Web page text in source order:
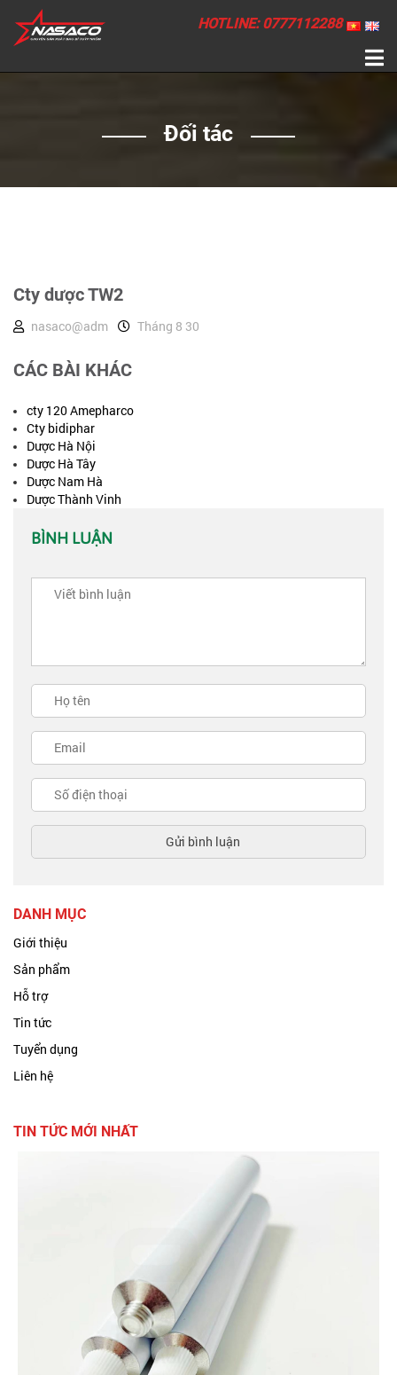
HOTLINE: 0777112288
Đối tác
Cty dược TW2
nasaco@adm Tháng 8 30
CÁC BÀI KHÁC
cty 120 Amepharco
Cty bidiphar
Dược Hà Nội
Dược Hà Tây
Dược Nam Hà
Dược Thành Vinh
BÌNH LUẬN
DANH MỤC
Giới thiệu
Sản phẩm
Hỗ trợ
Tin tức
Tuyển dụng
Liên hệ
TIN TỨC MỚI NHẤT